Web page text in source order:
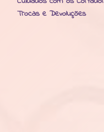
Trocas e Devoluções